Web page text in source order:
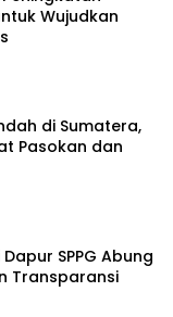
Wujudkan
di Sumatera,
Pasokan dan
SPPG Abung
Transparansi